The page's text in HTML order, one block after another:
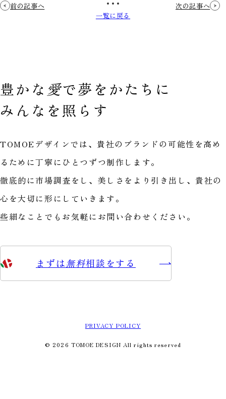
前の記事へ
一覧に戻る
次の記事へ
豊かな 愛で夢をかたちに
みんなを照らす
TOMOEデザインでは、貴社のブランドの可能性を高め
るために丁寧にひとつずつ制作します。
徹底的に市場調査をし、美しさをより引き出し、貴社の
心を大切に形にしていきます。
些細なことでもお気軽にお問い合わせください。
まずは無料相談をする
PRIVACY POLICY
© 2026 TOMOE DESIGN All rights reserved